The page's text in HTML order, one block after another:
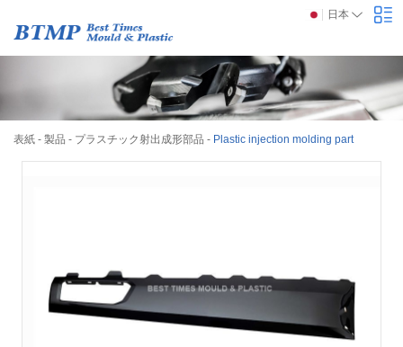
日本
表紙 - 製品 - プラスチック射出成形部品 - Plastic injection molding part